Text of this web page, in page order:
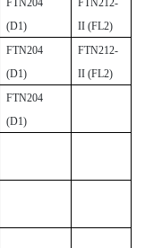
FTN204
(D1)
FTN212-
II (FL2)
FTN204
(D1)
FTN212-
II (FL2)
FTN204
(D1)